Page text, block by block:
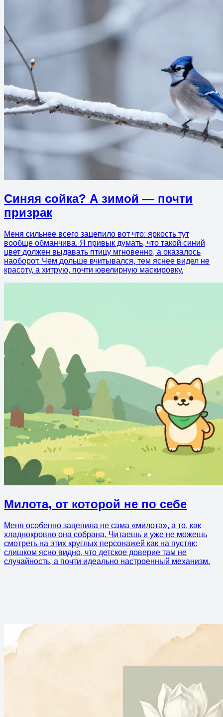
Синяя сойка? А зимой — почти
призрак
Меня сильнее всего зацепило вот что: яркость тут
вообще обманчива. Я привык думать, что такой синий
цвет должен выдавать птицу мгновенно, а оказалось
наоборот. Чем дольше вчитывался, тем яснее видел не
красоту, а хитрую, почти ювелирную маскировку.
Милота, от которой не по себе
Меня особенно зацепила не сама «милота», а то, как
хладнокровно она собрана. Читаешь и уже не можешь
смотреть на этих круглых персонажей как на пустяк:
слишком ясно видно, что детское доверие там не
случайность, а почти идеально настроенный механизм.